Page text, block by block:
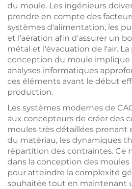
du moule. Les ingénieurs
prendre en compte des
systèmes d'alimentation, les
et l'aération afin d'assurer un
métal et l'évacuation de l'air. La
conception du moule implique
analyses informatiques
ces éléments avant le début
production.
Les systèmes modernes de
aux concepteurs de créer des
moules très détaillées prenant
du matériau, les dynamiques
répartition des contraintes. Ce
dans la conception des
pour atteindre la complexité
souhaitée tout en maintenant